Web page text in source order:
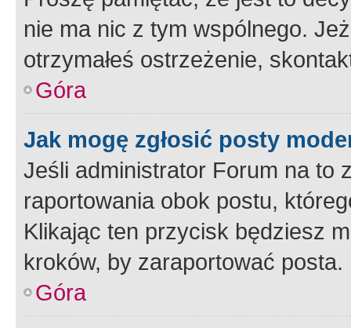
nie ma nic z tym wspólnego.
otrzymałeś ostrzeżenie,
Góra
Jak mogę zgłosić posty
Jeśli administrator Forum na to
raportowania obok postu,
Klikając ten przycisk będziesz
kroków, by zaraportować posta.
Góra